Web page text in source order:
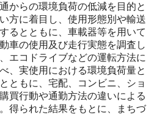
からの環境負荷の低減を目的と
方に着目し、使用形態別や輸送
るとともに、車載器等を用いて
車の使用及び走行実態を調査し
エコドライブなどの運転方法に
、実使用における環境負荷量と
ともに、宅配、コンビニ、ショ
買行動や通勤方法の違いによる
得られた結果をもとに、まちづ